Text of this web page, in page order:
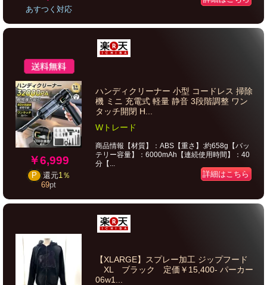
あすつく対応
￥6,999
P 還元1％
69pt
ハンディクリーナー 小型 コードレス 掃除
機 ミニ 充電式 軽量 静音 3段階調整 ワン
タッチ開閉 H...
Wトレード
商品情報【材質】：ABS【重さ】:約658g【バッ
テリー容量】：6000mAh【連続使用時間】：40
分【...
詳細はこちら
【XLARGE】スプレー加工 ジップフード
XL ブラック 定価￥15,400- パーカー
06w1...